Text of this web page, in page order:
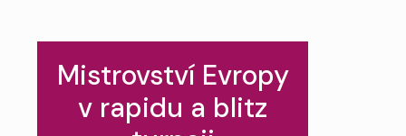
Mistrovství Evropy
v rapidu a blitz